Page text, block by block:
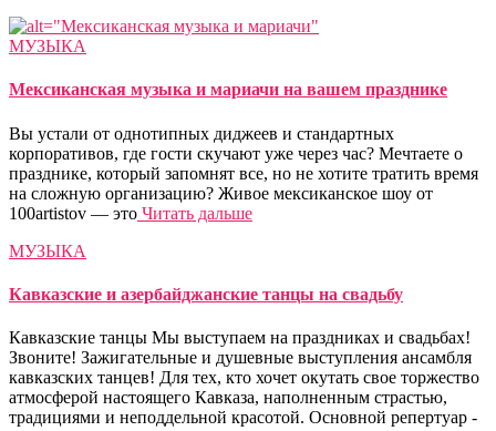
МУЗЫКА
Мексиканская музыка и мариачи на вашем празднике
Вы устали от однотипных диджеев и стандартных
корпоративов, где гости скучают уже через час? Мечтаете о
празднике, который запомнят все, но не хотите тратить время
на сложную организацию? Живое мексиканское шоу от
100artistov — это Читать дальше
МУЗЫКА
Кавказские и азербайджанские танцы на свадьбу
Кавказские танцы Мы выступаем на праздниках и свадьбах!
Звоните! Зажигательные и душевные выступления ансамбля
кавказских танцев! Для тех, кто хочет окутать свое торжество
атмосферой настоящего Кавказа, наполненным страстью,
традициями и неподдельной красотой. Основной репертуар -